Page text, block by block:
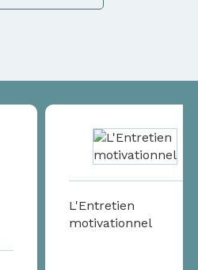
L'Entretien
motivationnel